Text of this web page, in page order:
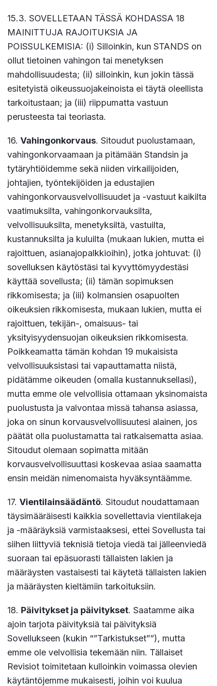
15.3. SOVELLETAAN TÄSSÄ KOHDASSA 18
MAINITTUJA RAJOITUKSIA JA
POISSULKEMISIA: (i) Silloinkin, kun STANDS on
ollut tietoinen vahingon tai menetyksen
mahdollisuudesta; (ii) silloinkin, kun jokin tässä
esitetyistä oikeussuojakeinoista ei täytä oleellista
tarkoitustaan; ja (iii) riippumatta vastuun
perusteesta tai teoriasta.
16. Vahingonkorvaus. Sitoudut puolustamaan,
vahingonkorvaamaan ja pitämään Standsin ja
tytäryhtiöidemme sekä niiden virkailijoiden,
johtajien, työntekijöiden ja edustajien
vahingonkorvausvelvollisuudet ja -vastuut kaikilta
vaatimuksilta, vahingonkorvauksilta,
velvollisuuksilta, menetyksiltä, vastuilta,
kustannuksilta ja kuluilta (mukaan lukien, mutta ei
rajoittuen, asianajopalkkioihin), jotka johtuvat: (i)
sovelluksen käytöstäsi tai kyvyttömyydestäsi
käyttää sovellusta; (ii) tämän sopimuksen
rikkomisesta; ja (iii) kolmansien osapuolten
oikeuksien rikkomisesta, mukaan lukien, mutta ei
rajoittuen, tekijän-, omaisuus- tai
yksityisyydensuojan oikeuksien rikkomisesta.
Poikkeamatta tämän kohdan 19 mukaisista
velvollisuuksistasi tai vapauttamatta niistä,
pidätämme oikeuden (omalla kustannuksellasi),
mutta emme ole velvollisia ottamaan yksinomaista
puolustusta ja valvontaa missä tahansa asiassa,
joka on sinun korvausvelvollisuutesi alainen, jos
päätät olla puolustamatta tai ratkaisematta asiaa.
Sitoudut olemaan sopimatta mitään
korvausvelvollisuuttasi koskevaa asiaa saamatta
ensin meidän nimenomaista hyväksyntäämme.
17. Vientilainsäädäntö. Sitoudut noudattamaan
täysimääräisesti kaikkia sovellettavia vientilakeja
ja -määräyksiä varmistaaksesi, ettei Sovellusta tai
siihen liittyviä teknisiä tietoja viedä tai jälleenviedä
suoraan tai epäsuorasti tällaisten lakien ja
määräysten vastaisesti tai käytetä tällaisten lakien
ja määräysten kieltämiin tarkoituksiin.
18. Päivitykset ja päivitykset. Saatamme aika
ajoin tarjota päivityksiä tai päivityksiä
Sovellukseen (kukin “”Tarkistukset””), mutta
emme ole velvollisia tekemään niin. Tällaiset
Revisiot toimitetaan kulloinkin voimassa olevien
käytäntöjemme mukaisesti, joihin voi kuulua